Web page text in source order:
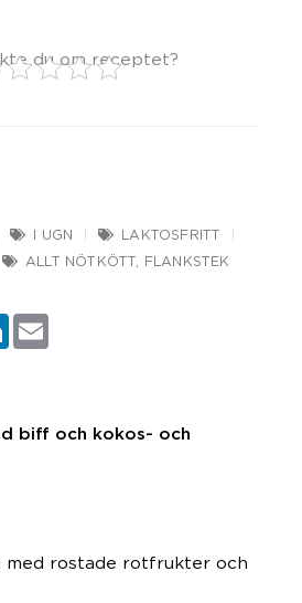
du om receptet?
I UGN
LAKTOSFRITT
ALLT NÖTKÖTT FLANKSTEK
LinkedIn
biff och kokos- och